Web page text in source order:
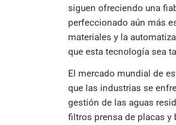
siguen ofreciendo una
perfeccionado aún más
materiales y la
que esta tecnología sea
El mercado mundial de
que las industrias se
gestión de las aguas
filtros prensa de placas y